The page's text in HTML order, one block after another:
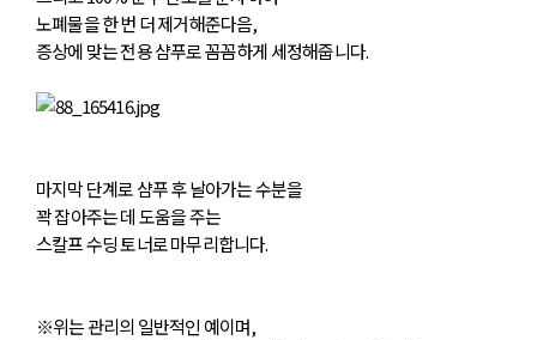
노폐물을 한 번 더 제거해준다음,
증상에 맞는 전용 샴푸로 꼼꼼하게 세정해줍니다.
마지막 단계로 샴푸 후 날아가는 수분을
꽉 잡아주는 데 도움을 주는
스칼프 수딩 토너로 마무리합니다.
※위는 관리의 일반적인 예이며,